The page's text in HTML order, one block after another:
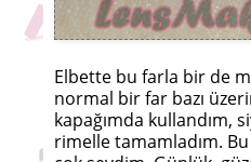
Elbette bu farla bir de
normal bir far bazı
kapağımda kullandım,
rimelle tamamladım.